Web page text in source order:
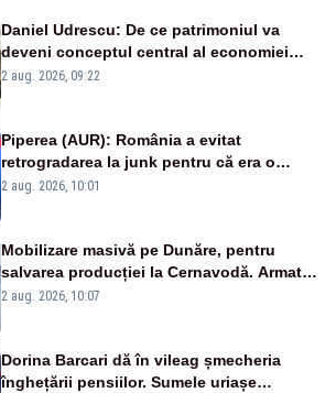
Daniel Udrescu: De ce patrimoniul va
deveni conceptul central al economiei
viitoare?
2 aug. 2026, 09:22
Piperea (AUR): România a evitat
retrogradarea la junk pentru că era o
catastrofă pentru bănci și fondurile de
2 aug. 2026, 10:01
Mobilizare masivă pe Dunăre, pentru
salvarea producției la Cernavodă. Armata
va detona o stâncă și va devia apa
2 aug. 2026, 10:07
Dorina Barcari dă în vileag șmecheria
înghețării pensiilor. Sumele uriașe